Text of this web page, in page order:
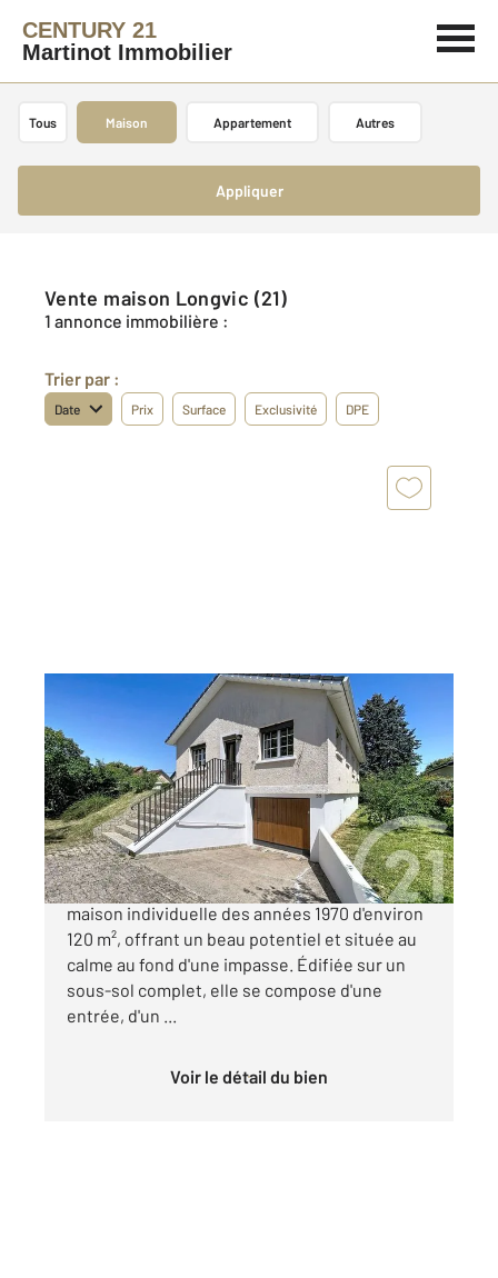
CENTURY 21
Martinot Immobilier
Tous Maison Appartement Autres
Appliquer
Vente maison Longvic (21)
1 annonce immobilière :
Trier par :
Date Prix Surface Exclusivité DPE
LONGVIC 21
, 6 pièces
Ref : 48766
Maison à vendre
249 000 €
LONGVIC Venez découvrir cette agréable
maison individuelle des années 1970 d'environ
120 m², offrant un beau potentiel et située au
calme au fond d'une impasse. Édifiée sur un
sous-sol complet, elle se compose d'une
entrée, d'un ...
Voir le détail du bien